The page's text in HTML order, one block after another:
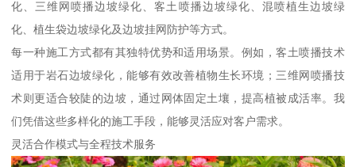
化、三维网喷播边坡绿化、客土喷播边坡绿化、混喷植生边坡绿
化、植生袋边坡绿化及边坡挂网防护等方式。
每一种施工方式都有其独特优势和适用场景。例如，客土喷播技术
适用于岩石边坡绿化，能够有效改善植物生长环境；三维网喷播技
术则更适合较陡的边坡，通过网体固定土壤，提高植被成活率。我
们凭借这些多样化的施工手段，能够灵活应对客户需求。
灵活合作模式与全程技术服务